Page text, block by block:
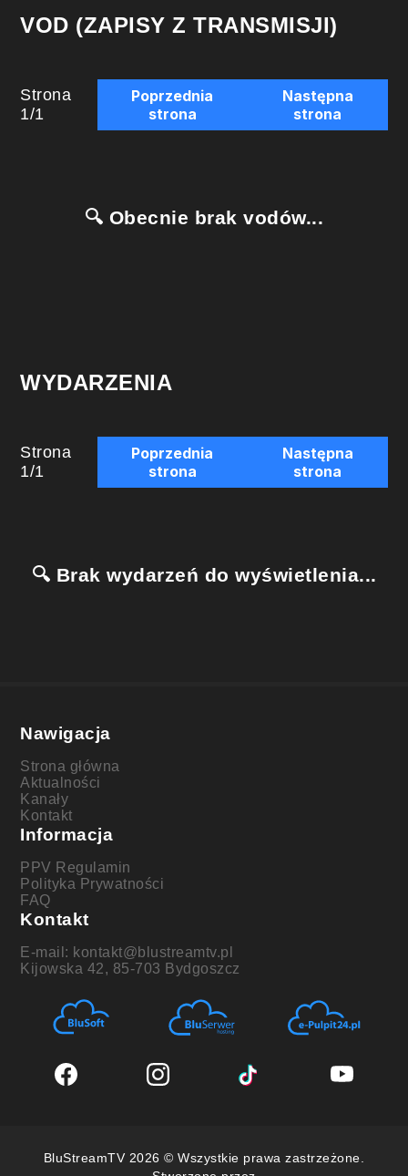
VOD (ZAPISY Z TRANSMISJI)
Strona
1/1
Poprzednia
strona
Następna
strona
🔍 Obecnie brak vodów...
WYDARZENIA
Strona
1/1
Poprzednia
strona
Następna
strona
🔍 Brak wydarzeń do wyświetlenia...
Nawigacja
Strona główna
Aktualności
Kanały
Kontakt
Informacja
PPV Regulamin
Polityka Prywatności
FAQ
Kontakt
E-mail: kontakt@blustreamtv.pl
Kijowska 42, 85-703 Bydgoszcz
BluStreamTV 2026 © Wszystkie prawa zastrzeżone.